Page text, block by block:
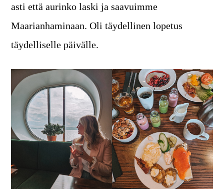
asti että aurinko laski ja saavuimme
Maarianhaminaan. Oli täydellinen lopetus
täydelliselle päivälle.